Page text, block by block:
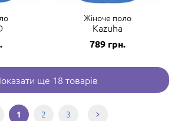
Жіноче поло
Kazuha
789 грн.
ще 18 товарів
1 2 3